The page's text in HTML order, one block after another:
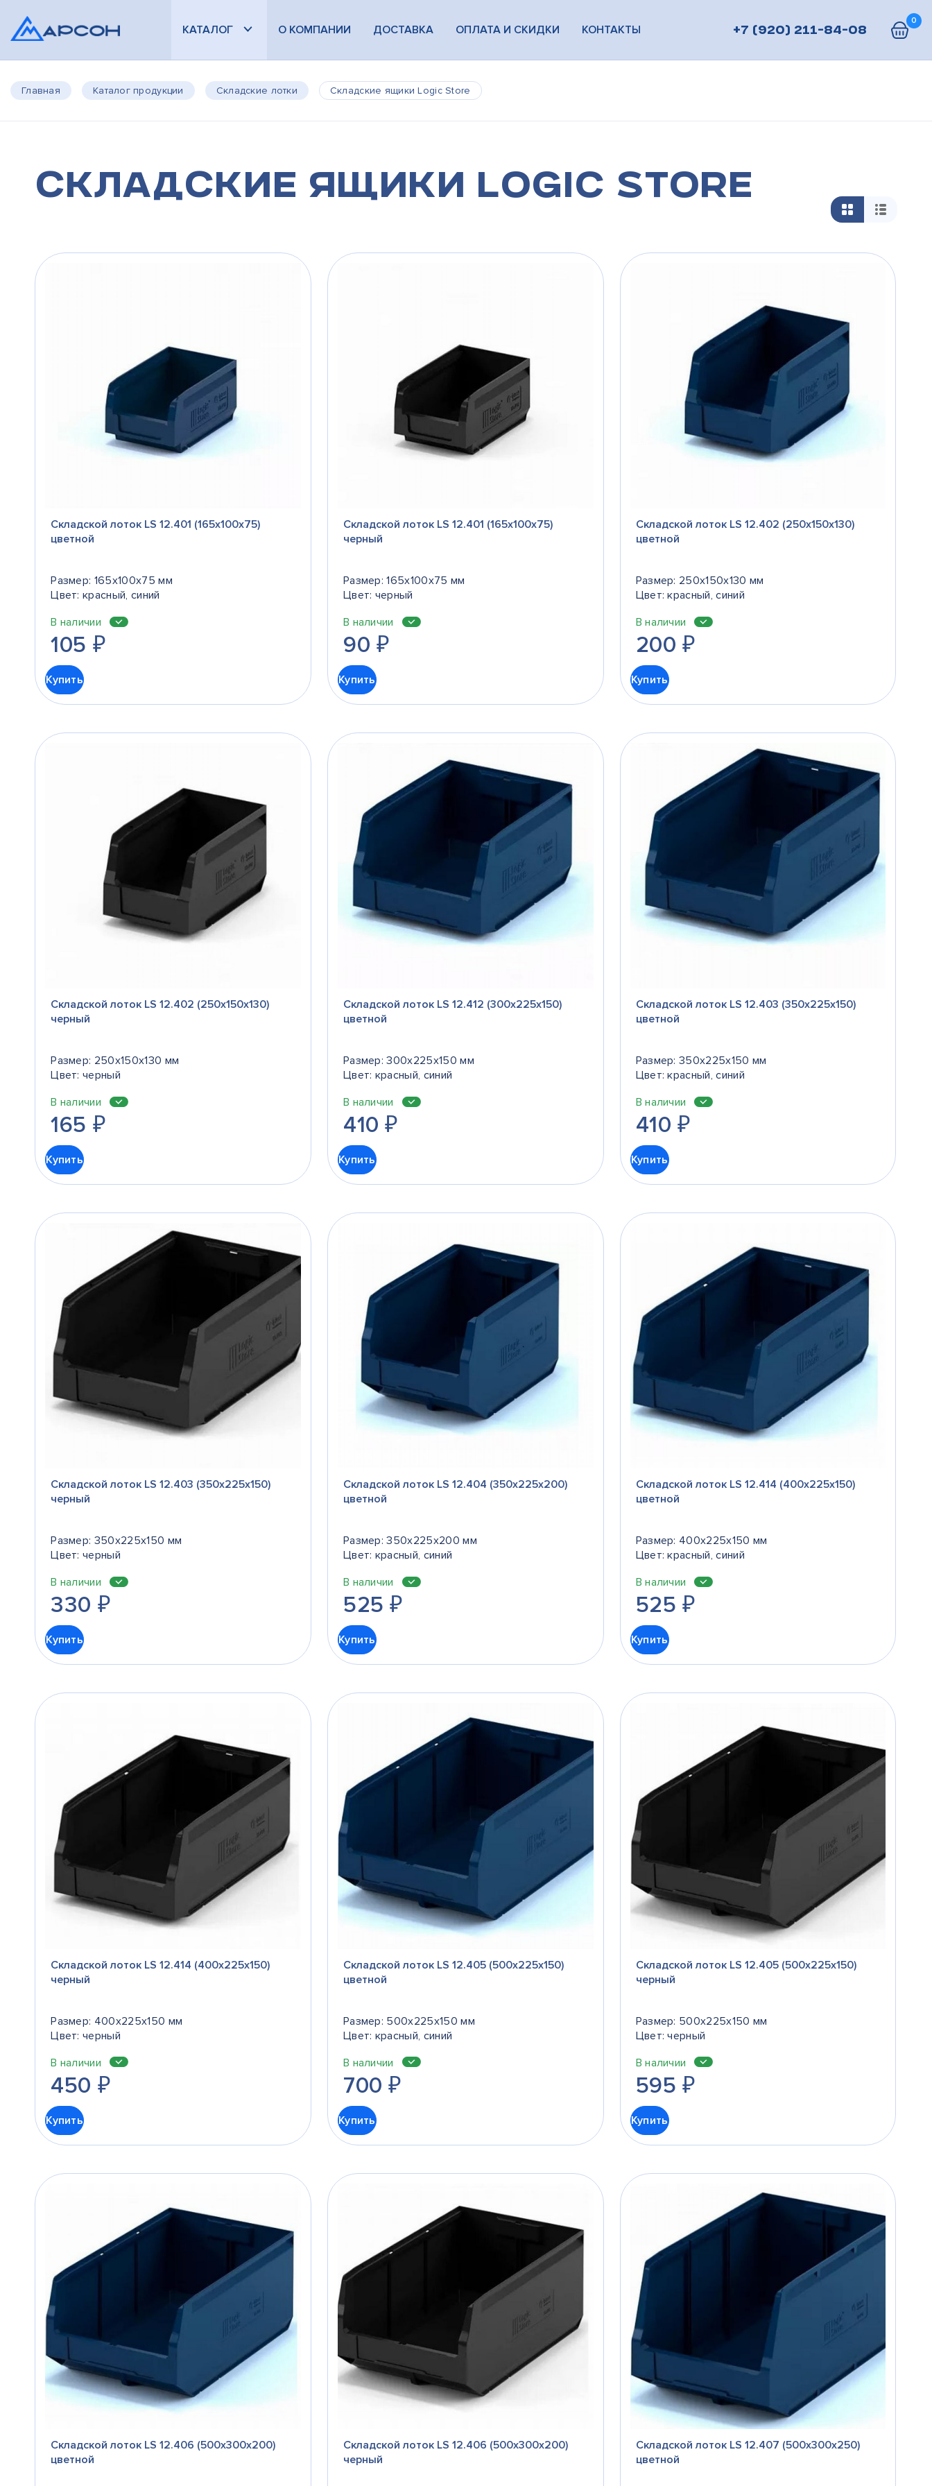
КАТАЛОГ О КОМПАНИИ ДОСТАВКА ОПЛАТА И СКИДКИ КОНТАКТЫ +7 (920) 211-84-08
0
Главная Каталог продукции Складские лотки Складские ящики Logic Store
Складские ящики Logic Store
Складской лоток LS 12.401 (165х100х75)
цветной
Размер: 165x100x75 мм
Цвет: красный, синий
В наличии
105 ₽
Купить
Складской лоток LS 12.401 (165х100х75)
черный
Размер: 165x100x75 мм
Цвет: черный
В наличии
90 ₽
Купить
Складской лоток LS 12.402 (250х150х130)
цветной
Размер: 250x150x130 мм
Цвет: красный, синий
В наличии
200₽
Купить
Складской лоток LS 12.402 (250х150х130)
черный
Размер: 250x150x130 мм
Цвет: черный
В наличии
165 ₽
Купить
Складской лоток LS 12.412 (300х225х150)
цветной
Размер: 300x225x150 мм
Цвет: красный, синий
В наличии
410₽
Купить
Складской лоток LS 12.403 (350х225х150)
цветной
Размер: 350x225x150 мм
Цвет: красный, синий
В наличии
410₽
Купить
Складской лоток LS 12.403 (350х225х150)
черный
Размер: 350x225x150 мм
Цвет: черный
В наличии
330 ₽
Купить
Складской лоток LS 12.404 (350х225х200)
цветной
Размер: 350x225x200 мм
Цвет: красный, синий
В наличии
525₽
Купить
Складской лоток LS 12.414 (400х225х150)
цветной
Размер: 400x225x150 мм
Цвет: красный, синий
В наличии
525₽
Купить
Складской лоток LS 12.414 (400х225х150)
черный
Размер: 400x225x150 мм
Цвет: черный
В наличии
450 ₽
Купить
Складской лоток LS 12.405 (500х225х150)
цветной
Размер: 500x225x150 мм
Цвет: красный, синий
В наличии
700₽
Купить
Складской лоток LS 12.405 (500х225х150)
черный
Размер: 500x225x150 мм
Цвет: черный
В наличии
595₽
Купить
Складской лоток LS 12.406 (500х300х200)
цветной
Складской лоток LS 12.406 (500х300х200)
черный
Складской лоток LS 12.407 (500х300х250)
цветной